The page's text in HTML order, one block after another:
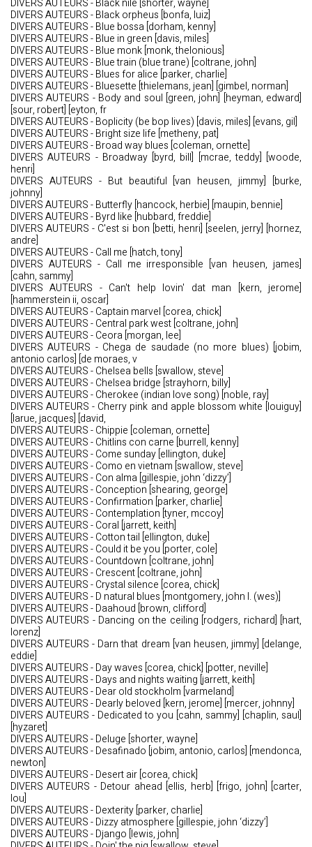
DIVERS AUTEURS - Black nile [shorter, wayne]
DIVERS AUTEURS - Black orpheus [bonfa, luiz]
DIVERS AUTEURS - Blue bossa [dorham, kenny]
DIVERS AUTEURS - Blue in green [davis, miles]
DIVERS AUTEURS - Blue monk [monk, thelonious]
DIVERS AUTEURS - Blue train (blue trane) [coltrane, john]
DIVERS AUTEURS - Blues for alice [parker, charlie]
DIVERS AUTEURS - Bluesette [thielemans, jean] [gimbel, norman]
DIVERS AUTEURS - Body and soul [green, john] [heyman, edward]
[sour, robert] [eyton, fr
DIVERS AUTEURS - Boplicity (be bop lives) [davis, miles] [evans, gil]
DIVERS AUTEURS - Bright size life [metheny, pat]
DIVERS AUTEURS - Broad way blues [coleman, ornette]
DIVERS AUTEURS - Broadway [byrd, bill] [mcrae, teddy] [woode,
henri]
DIVERS AUTEURS - But beautiful [van heusen, jimmy] [burke,
johnny]
DIVERS AUTEURS - Butterfly [hancock, herbie] [maupin, bennie]
DIVERS AUTEURS - Byrd like [hubbard, freddie]
DIVERS AUTEURS - C'est si bon [betti, henri] [seelen, jerry] [hornez,
andre]
DIVERS AUTEURS - Call me [hatch, tony]
DIVERS AUTEURS - Call me irresponsible [van heusen, james]
[cahn, sammy]
DIVERS AUTEURS - Can't help lovin' dat man [kern, jerome]
[hammerstein ii, oscar]
DIVERS AUTEURS - Captain marvel [corea, chick]
DIVERS AUTEURS - Central park west [coltrane, john]
DIVERS AUTEURS - Ceora [morgan, lee]
DIVERS AUTEURS - Chega de saudade (no more blues) [jobim,
antonio carlos] [de moraes, v
DIVERS AUTEURS - Chelsea bells [swallow, steve]
DIVERS AUTEURS - Chelsea bridge [strayhorn, billy]
DIVERS AUTEURS - Cherokee (indian love song) [noble, ray]
DIVERS AUTEURS - Cherry pink and apple blossom white [louiguy]
[larue, jacques] [david,
DIVERS AUTEURS - Chippie [coleman, ornette]
DIVERS AUTEURS - Chitlins con carne [burrell, kenny]
DIVERS AUTEURS - Come sunday [ellington, duke]
DIVERS AUTEURS - Como en vietnam [swallow, steve]
DIVERS AUTEURS - Con alma [gillespie, john ‘dizzy’]
DIVERS AUTEURS - Conception [shearing, george]
DIVERS AUTEURS - Confirmation [parker, charlie]
DIVERS AUTEURS - Contemplation [tyner, mccoy]
DIVERS AUTEURS - Coral [jarrett, keith]
DIVERS AUTEURS - Cotton tail [ellington, duke]
DIVERS AUTEURS - Could it be you [porter, cole]
DIVERS AUTEURS - Countdown [coltrane, john]
DIVERS AUTEURS - Crescent [coltrane, john]
DIVERS AUTEURS - Crystal silence [corea, chick]
DIVERS AUTEURS - D natural blues [montgomery, john l. (wes)]
DIVERS AUTEURS - Daahoud [brown, clifford]
DIVERS AUTEURS - Dancing on the ceiling [rodgers, richard] [hart,
lorenz]
DIVERS AUTEURS - Darn that dream [van heusen, jimmy] [delange,
eddie]
DIVERS AUTEURS - Day waves [corea, chick] [potter, neville]
DIVERS AUTEURS - Days and nights waiting [jarrett, keith]
DIVERS AUTEURS - Dear old stockholm [varmeland]
DIVERS AUTEURS - Dearly beloved [kern, jerome] [mercer, johnny]
DIVERS AUTEURS - Dedicated to you [cahn, sammy] [chaplin, saul]
[hyzaret]
DIVERS AUTEURS - Deluge [shorter, wayne]
DIVERS AUTEURS - Desafinado [jobim, antonio, carlos] [mendonca,
newton]
DIVERS AUTEURS - Desert air [corea, chick]
DIVERS AUTEURS - Detour ahead [ellis, herb] [frigo, john] [carter,
lou]
DIVERS AUTEURS - Dexterity [parker, charlie]
DIVERS AUTEURS - Dizzy atmosphere [gillespie, john ‘dizzy’]
DIVERS AUTEURS - Django [lewis, john]